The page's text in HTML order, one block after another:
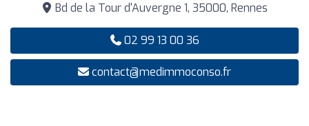
Bd de la Tour d'Auvergne 1, 35000, Rennes
02 99 13 00 36
contact@medimmoconso.fr